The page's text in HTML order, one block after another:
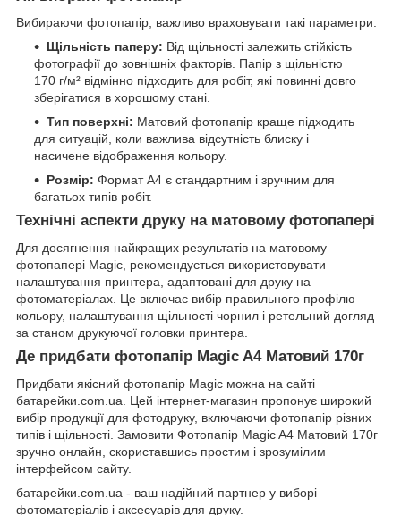
Вибираючи фотопапір, важливо враховувати такі параметри:
Щільність паперу: Від щільності залежить стійкість
фотографії до зовнішніх факторів. Папір з щільністю
170 г/м² відмінно підходить для робіт, які повинні довго
зберігатися в хорошому стані.
Тип поверхні: Матовий фотопапір краще підходить
для ситуацій, коли важлива відсутність блиску і
насичене відображення кольору.
Розмір: Формат A4 є стандартним і зручним для
багатьох типів робіт.
Технічні аспекти друку на матовому фотопапері
Для досягнення найкращих результатів на матовому
фотопапері Magic, рекомендується використовувати
налаштування принтера, адаптовані для друку на
фотоматеріалах. Це включає вибір правильного профілю
кольору, налаштування щільності чорнил і ретельний догляд
за станом друкуючої головки принтера.
Де придбати фотопапір Magic A4 Матовий 170г
Придбати якісний фотопапір Magic можна на сайті
батарейки.com.ua. Цей інтернет-магазин пропонує широкий
вибір продукції для фотодруку, включаючи фотопапір різних
типів і щільності. Замовити Фотопапір Magic A4 Матовий 170г
зручно онлайн, скориставшись простим і зрозумілим
інтерфейсом сайту.
батарейки.com.ua - ваш надійний партнер у виборі
фотоматеріалів і аксесуарів для друку.